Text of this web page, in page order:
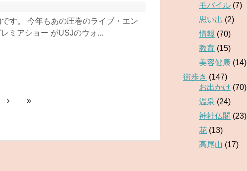
す。 今年もあの圧巻のライブ・エン
ミアショー がUSJのウォ...
モバイル (7)
思い出 (2)
情報 (70)
教育 (15)
美容健康 (14)
街歩き (147)
お出かけ (70)
温泉 (24)
神社仏閣 (23)
花 (13)
高尾山 (17)